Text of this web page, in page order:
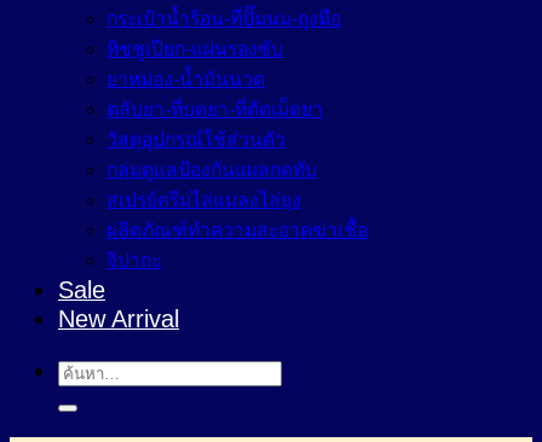
กระเป๋าน้ำร้อน-ที่ปั๊มนม-ถุงมือ
ทิชชูเปียก-แผ่นรองซับ
ยาหม่อง-น้ำมันนวด
ตลับยา-ที่บดยา-ที่ตัดเม็ดยา
วัสดุอุปกรณ์ใช้ส่วนตัว
กลุ่มดูแลป้องกันแผลกดทับ
สเปรย์ครีมไล่แมลงไล่ยุง
ผลิตภัณฑ์ทำความสะอาดฆ่าเชื้อ
จิปาถะ
Sale
New Arrival
ค้นหา: